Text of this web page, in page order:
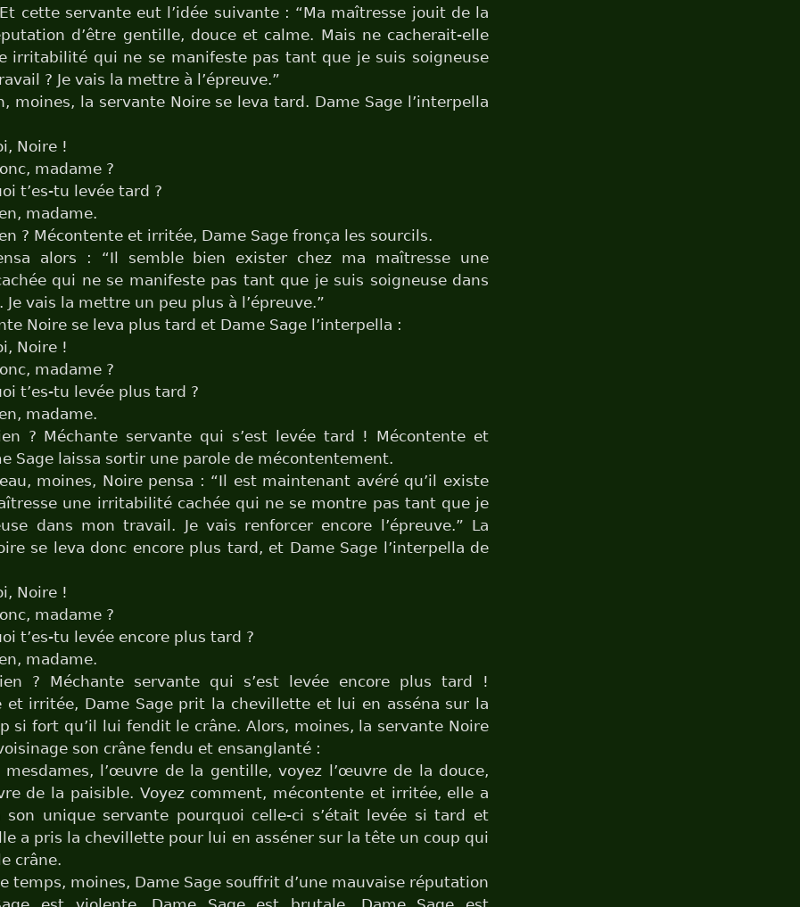
cette servante eut l’idée suivante : “Ma maîtresse jouit de la
d’être gentille, douce et calme. Mais ne cacherait-elle
irritabilité qui ne se manifeste pas tant que je suis soigneuse
? Je vais la mettre à l’épreuve.”
moines, la servante Noire se leva tard. Dame Sage l’interpella
Noire !
madame ?
t’es-tu levée tard ?
madame.
? Mécontente et irritée, Dame Sage fronça les sourcils.
alors : “Il semble bien exister chez ma maîtresse une
qui ne se manifeste pas tant que je suis soigneuse dans
vais la mettre un peu plus à l’épreuve.”
Noire se leva plus tard et Dame Sage l’interpella :
Noire !
madame ?
t’es-tu levée plus tard ?
madame.
? Méchante servante qui s’est levée tard ! Mécontente et
Sage laissa sortir une parole de mécontentement.
moines, Noire pensa : “Il est maintenant avéré qu’il existe
une irritabilité cachée qui ne se montre pas tant que je
dans mon travail. Je vais renforcer encore l’épreuve.” La
se leva donc encore plus tard, et Dame Sage l’interpella de
Noire !
madame ?
t’es-tu levée encore plus tard ?
madame.
? Méchante servante qui s’est levée encore plus tard !
et irritée, Dame Sage prit la chevillette et lui en asséna sur la
si fort qu’il lui fendit le crâne. Alors, moines, la servante Noire
son crâne fendu et ensanglanté :
l’œuvre de la gentille, voyez l’œuvre de la douce,
de la paisible. Voyez comment, mécontente et irritée, elle a
son unique servante pourquoi celle-ci s’était levée si tard et
a pris la chevillette pour lui en asséner sur la tête un coup qui
crâne.
temps, moines, Dame Sage souffrit d’une mauvaise réputation